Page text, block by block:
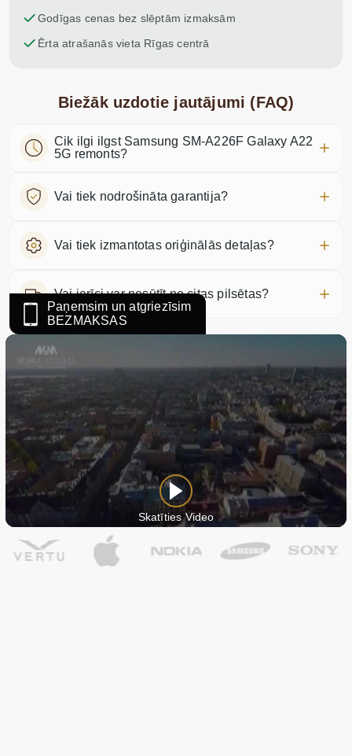
Godīgas cenas bez slēptām izmaksām
Ērta atrašanās vieta Rīgas centrā
Biežāk uzdotie jautājumi (FAQ)
Cik ilgi ilgst Samsung SM-A226F Galaxy A22
5G remonts?
Vai tiek nodrošināta garantija?
Vai tiek izmantotas oriģinālās detaļas?
Vai ierīci var nosūtīt no citas pilsētas?
Paņemsim un atgriezīsim
BEZMAKSAS
Skatīties Video